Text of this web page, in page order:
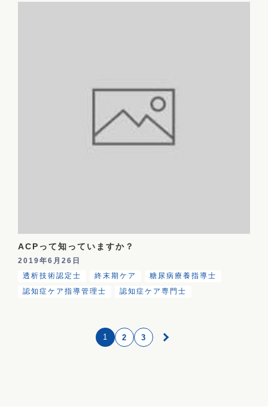
ACPって知っていますか？
2019年6月26日
透析技術認定士
終末期ケア
糖尿病療養指導士
認知症ケア指導管理士
認知症ケア専門士
1 2 3